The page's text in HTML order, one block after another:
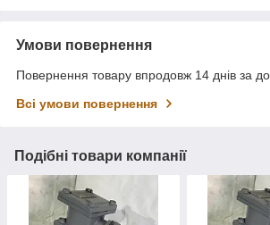
Умови повернення
Повернення товару впродовж 14 днів за
Всі умови повернення
Подібні товари компанії